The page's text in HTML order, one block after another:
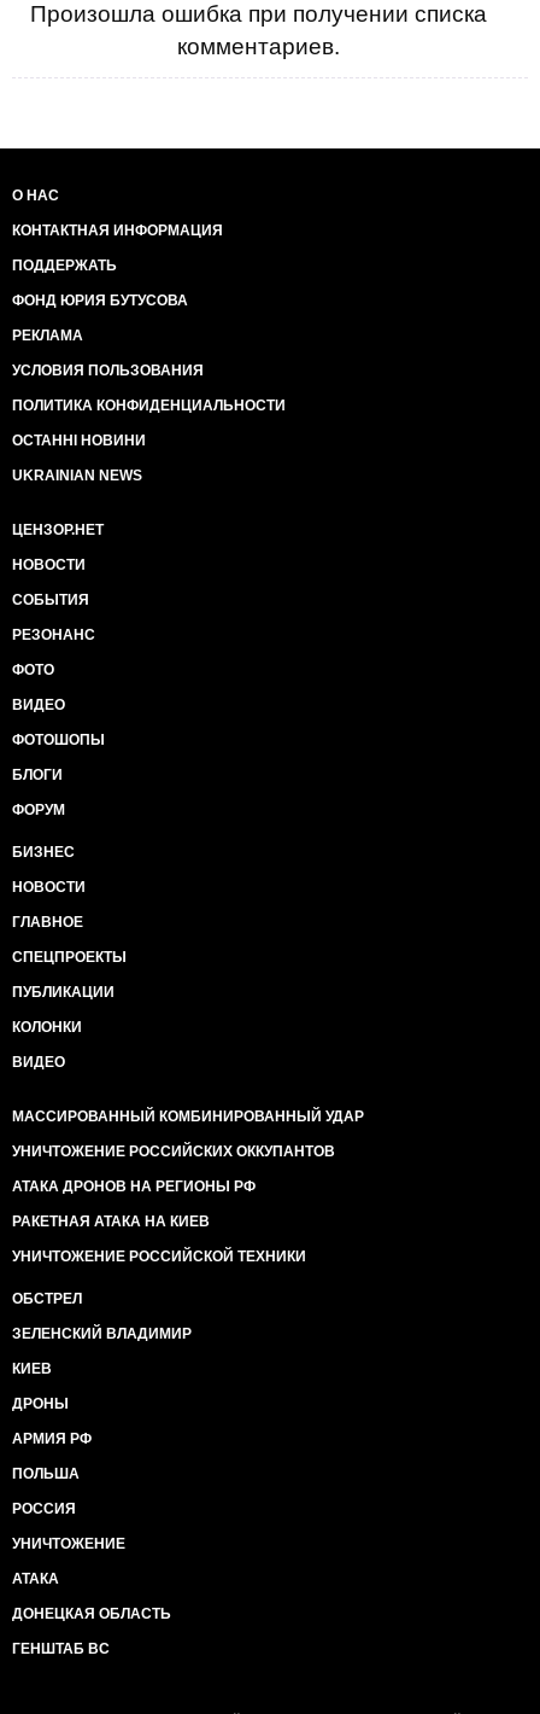
Произошла ошибка при получении списка
комментариев.
О НАС
КОНТАКТНАЯ ИНФОРМАЦИЯ
ПОДДЕРЖАТЬ
ФОНД ЮРИЯ БУТУСОВА
РЕКЛАМА
УСЛОВИЯ ПОЛЬЗОВАНИЯ
ПОЛИТИКА КОНФИДЕНЦИАЛЬНОСТИ
ОСТАННІ НОВИНИ
UKRAINIAN NEWS
ЦЕНЗОР.НЕТ
НОВОСТИ
СОБЫТИЯ
РЕЗОНАНС
ФОТО
ВИДЕО
ФОТОШОПЫ
БЛОГИ
ФОРУМ
БИЗНЕС
НОВОСТИ
ГЛАВНОЕ
СПЕЦПРОЕКТЫ
ПУБЛИКАЦИИ
КОЛОНКИ
ВИДЕО
МАССИРОВАННЫЙ КОМБИНИРОВАННЫЙ УДАР
УНИЧТОЖЕНИЕ РОССИЙСКИХ ОККУПАНТОВ
АТАКА ДРОНОВ НА РЕГИОНЫ РФ
РАКЕТНАЯ АТАКА НА КИЕВ
УНИЧТОЖЕНИЕ РОССИЙСКОЙ ТЕХНИКИ
ОБСТРЕЛ
ЗЕЛЕНСКИЙ ВЛАДИМИР
КИЕВ
ДРОНЫ
АРМИЯ РФ
ПОЛЬША
РОССИЯ
УНИЧТОЖЕНИЕ
АТАКА
ДОНЕЦКАЯ ОБЛАСТЬ
ГЕНШТАБ ВС